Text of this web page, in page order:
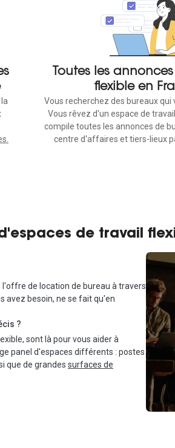
Toutes les
flexible en
Vous recherchez des bureaux qui
Vous rêvez d'un espace de
compile toutes les annonces de
centre d'affaires et tiers-lieux
de travail
l'offre de location de bureau à travers
avez besoin, ne se fait qu'en
?
sont là pour vous aider à
panel d'espaces différents : postes
que de grandes surfaces de